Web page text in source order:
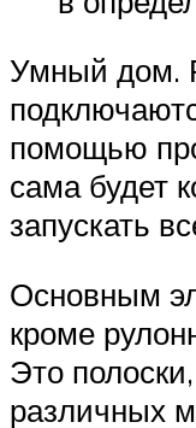
Умный дом.
помощью
сама будет
запускать
Основным
кроме
Это
различных